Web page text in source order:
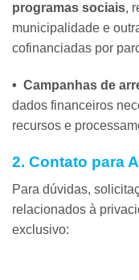
programas sociais,
municipalidade e
cofinanciadas por
• Campanhas de
dados financeiros
recursos e
2. Contato para
Para dúvidas,
relacionados à
exclusivo: